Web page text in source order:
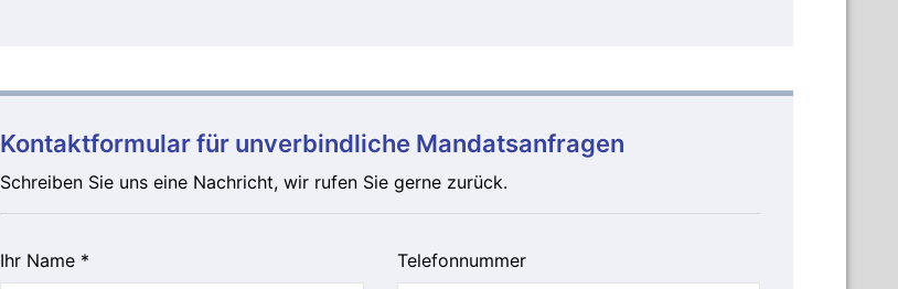
Kontaktformular für unverbindliche Mandatsanfragen
Schreiben Sie uns eine Nachricht, wir rufen Sie gerne zurück.
Ihr Name * Telefonnummer